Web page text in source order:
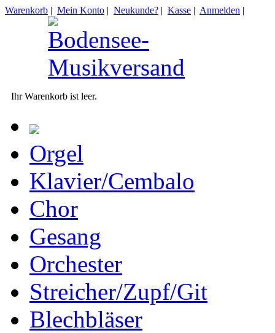
Warenkorb | Mein Konto | Neukunde? | Kasse | Anmelden |
Ihr Warenkorb ist leer.
Orgel
Klavier/Cembalo
Chor
Gesang
Orchester
Streicher/Zupf/Git
Blechbläser